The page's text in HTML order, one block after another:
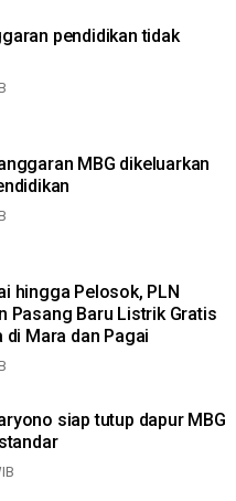
pendidikan tidak
MBG dikeluarkan
hingga Pelosok, PLN
Pasang Baru Listrik Gratis
di Mara dan Pagai
siap tutup dapur MBG